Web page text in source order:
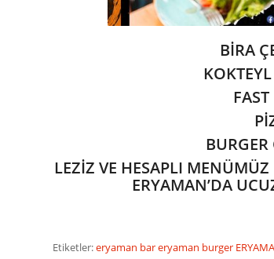
BİRA
BURGER
LEZİZ VE HESAPLI
ERYAMAN’DA
Etiketler:eryaman bareryaman burger